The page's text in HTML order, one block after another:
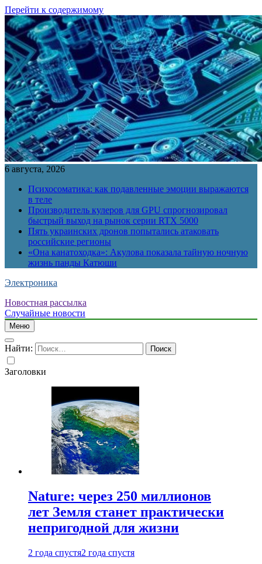
Перейти к содержимому
6 августа, 2026
Психосоматика: как подавленные эмоции выражаются
в теле
Производитель кулеров для GPU спрогнозировал
быстрый выход на рынок серии RTX 5000
Пять украинских дронов попытались атаковать
российские регионы
«Она канатоходка»: Акулова показала тайную ночную
жизнь панды Катюши
Электроника
Новостная рассылка
Случайные новости
Меню
Найти:
Заголовки
Nature: через 250 миллионов
лет Земля станет практически
непригодной для жизни
2 года спустя2 года спустя